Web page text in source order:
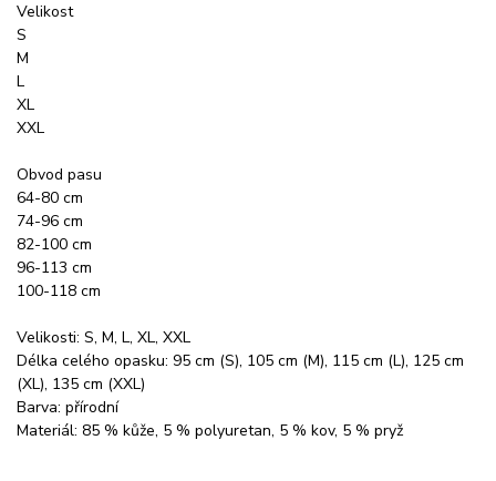
Velikost
S
M
L
XL
XXL
Obvod pasu
64-80 cm
74-96 cm
82-100 cm
96-113 cm
100-118 cm
Velikosti: S, M, L, XL, XXL
Délka celého opasku: 95 cm (S), 105 cm (M), 115 cm (L), 125 cm
(XL), 135 cm (XXL)
Barva: přírodní
Materiál: 85 % kůže, 5 % polyuretan, 5 % kov, 5 % pryž